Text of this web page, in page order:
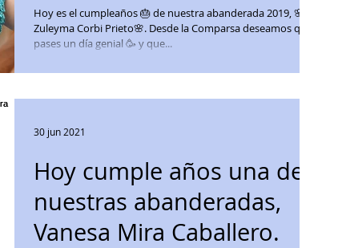
Hoy es el cumpleaños 🎂 de nuestra abanderada 2019, 🌸
Zuleyma Corbi Prieto🌸. Desde la Comparsa deseamos que
pases un día genial 🥳 y que...
Hoy cumple años una de
nuestras abanderadas,
Vanesa Mira Caballero.
30 jun 2021